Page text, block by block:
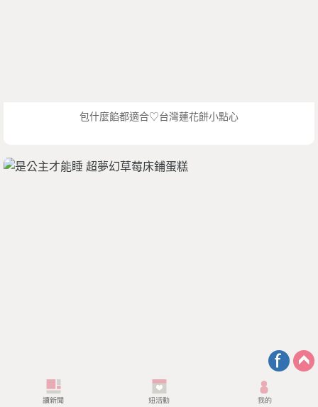
包什麼餡都適合♡台灣蓮花餅小點心